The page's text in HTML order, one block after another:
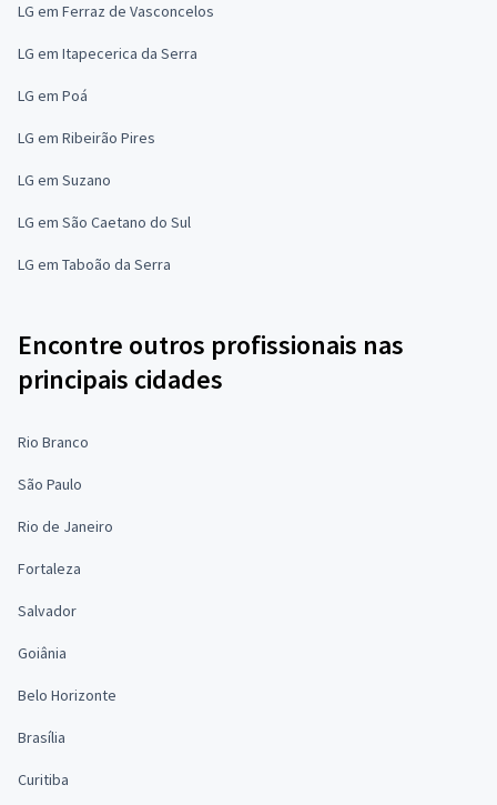
LG em Ferraz de Vasconcelos
LG em Itapecerica da Serra
LG em Poá
LG em Ribeirão Pires
LG em Suzano
LG em São Caetano do Sul
LG em Taboão da Serra
Encontre outros profissionais nas
principais cidades
Rio Branco
São Paulo
Rio de Janeiro
Fortaleza
Salvador
Goiânia
Belo Horizonte
Brasília
Curitiba